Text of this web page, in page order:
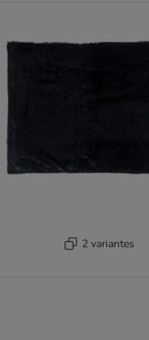
2 variantes